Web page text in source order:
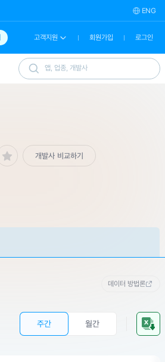
ENG
고객지원 회원가입 로그인
개발사 비교하기
데이터 방법론
주간 월간